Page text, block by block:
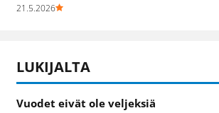
21.5.2026
LUKIJALTA
Vuodet eivät ole veljeksiä